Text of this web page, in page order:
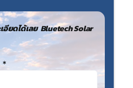
อียดได้เลย Bluetech Solar
*